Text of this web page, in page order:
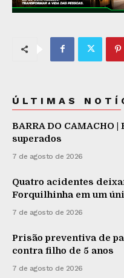
ÚLTIMAS
BARRA DO CAMACHO
superados
7 de agosto de 2026
Quatro acidentes
Forquilhinha em um
7 de agosto de 2026
Prisão preventiva de
contra filho de 5 anos
7 de agosto de 2026